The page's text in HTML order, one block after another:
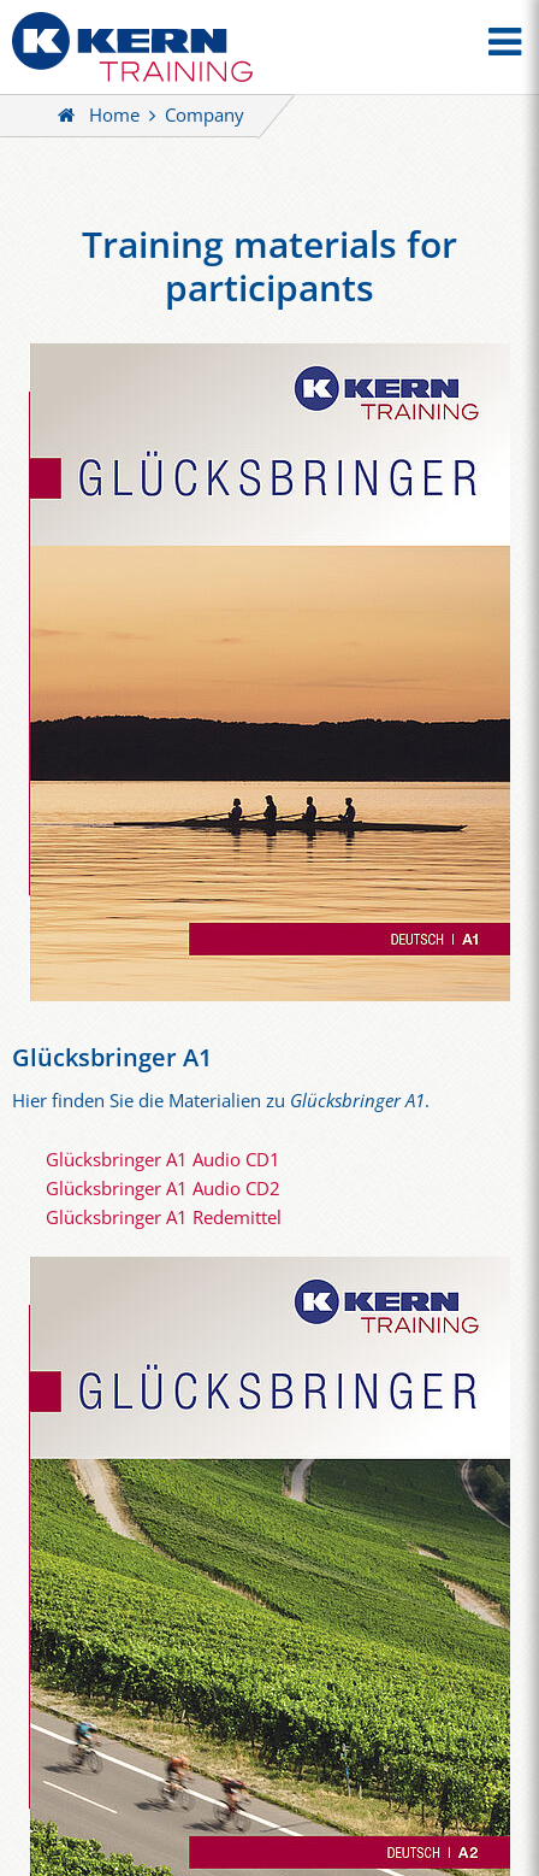
Home Company
Training materials for
participants
Glücksbringer A1
Hier finden Sie die Materialien zu Glücksbringer A1.
Glücksbringer A1 Audio CD1
Glücksbringer A1 Audio CD2
Glücksbringer A1 Redemittel